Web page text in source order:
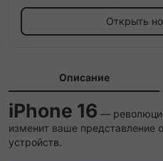
Открыть
Описание
iPhone 16 —
изменит ваше представление
устройств.